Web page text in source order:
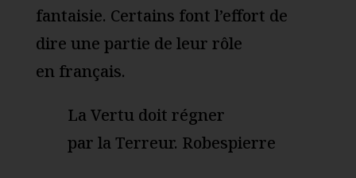
fantaisie. Certains font l’effort de
dire une partie de leur rôle
en français.
La Vertu doit régner
par la Terreur. Robespierre